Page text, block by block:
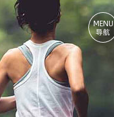
MENU
导航